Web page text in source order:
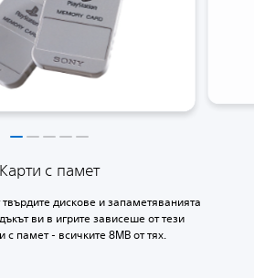
Карти с памет
дискове и запаметяванията
ви в игрите зависеше от тези
с памет - всичките 8MB от тях.